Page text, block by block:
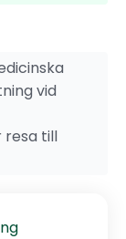
vid
resa till